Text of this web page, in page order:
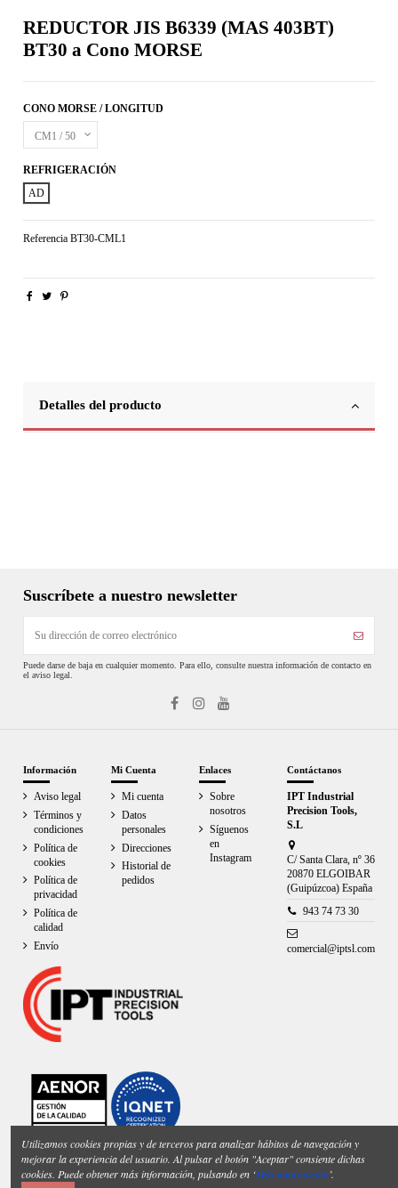
REDUCTOR JIS B6339 (MAS 403BT)
BT30 a Cono MORSE
CONO MORSE / LONGITUD
REFRIGERACIÓN
AD
Referencia BT30-CML1
Detalles del producto
Suscríbete a nuestro newsletter
Puede darse de baja en cualquier momento. Para ello, consulte nuestra información de contacto en
el aviso legal.
Información
Aviso legal
Términos y
condiciones
Política de
cookies
Política de
privacidad
Política de
calidad
Envío
Mi Cuenta
Mi cuenta
Datos
personales
Direcciones
Historial de
pedidos
Enlaces
Sobre
nosotros
Síguenos
en
Instagram
Contáctanos
IPT Industrial
Precision Tools,
S.L
C/ Santa Clara, nº 36
20870 ELGOIBAR
(Guipúzcoa) España
943 74 73 30
comercial@iptsl.com
Utilizamos cookies propias y de terceros para analizar hábitos de navegación y
mejorar la experiencia del usuario. Al pulsar el botón "Aceptar" consiente dichas
cookies. Puede obtener más información, pulsando en ‘Más información’.